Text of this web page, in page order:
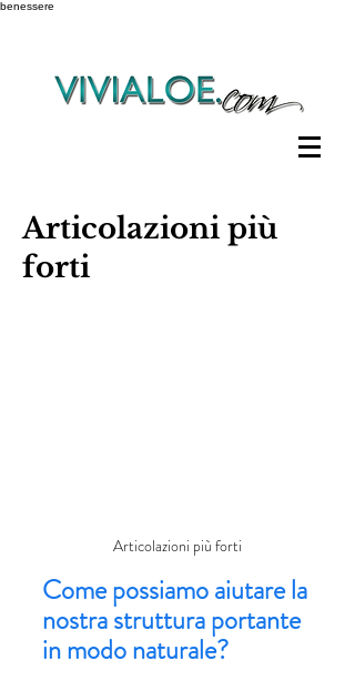
benessere
Articolazioni più
forti
Articolazioni più forti
Come possiamo aiutare la
nostra struttura portante
in modo naturale?